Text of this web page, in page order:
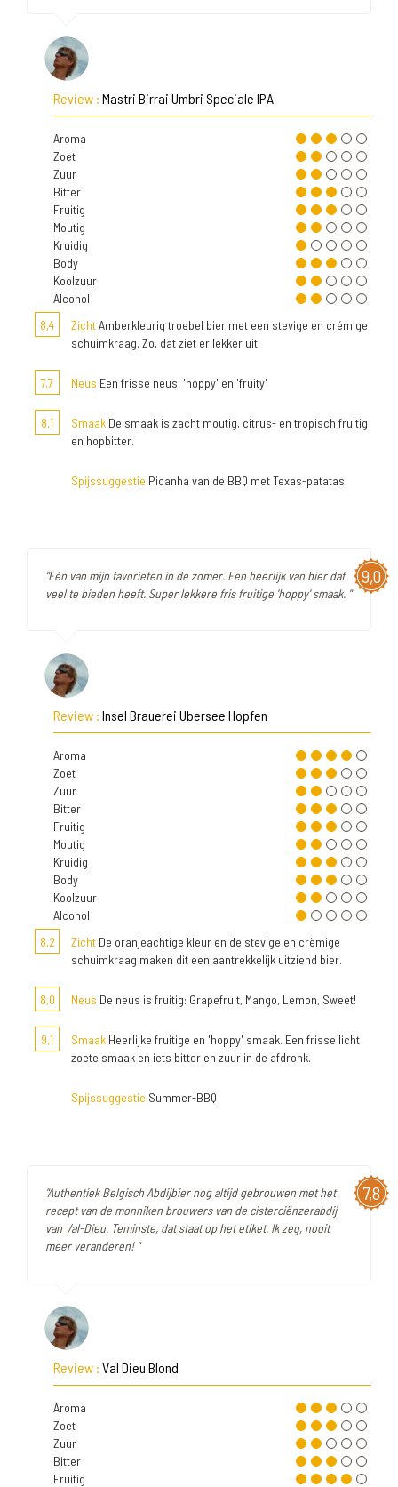
Review : Mastri Birrai Umbri Speciale IPA
Aroma
Zoet
Zuur
Bitter
Fruitig
Moutig
Kruidig
Body
Koolzuur
Alcohol
8,4
ZichtAmberkleurig troebel bier met een stevige en crémige
schuimkraag. Zo, dat ziet er lekker uit.
7,7 Neus Een frisse neus, 'hoppy' en 'fruity'
8,1 Smaak De smaak is zacht moutig, citrus- en tropisch fruitig
en hopbitter.
Spijssuggestie Picanha van de BBQ met Texas-patatas
9,0
"Eén van mijn favorieten in de zomer. Een heerlijk van bier dat
veel te bieden heeft. Super lekkere fris fruitige 'hoppy' smaak. "
Review : Insel Brauerei Ubersee Hopfen
Aroma
Zoet
Zuur
Bitter
Fruitig
Moutig
Kruidig
Body
Koolzuur
Alcohol
8,2
Zicht De oranjeachtige kleur en de stevige en crèmige
schuimkraag maken dit een aantrekkelijk uitziend bier.
8,0 Neus De neus is fruitig: Grapefruit, Mango, Lemon, Sweet!
9,1 Smaak Heerlijke fruitige en 'hoppy' smaak. Een frisse licht
zoete smaak en iets bitter en zuur in de afdronk.
Spijssuggestie Summer-BBQ
7,8
"Authentiek Belgisch Abdijbier nog altijd gebrouwen met het
recept van de monniken brouwers van de cisterciënzerabdij
van Val-Dieu. Teminste, dat staat op het etiket. Ik zeg, nooit
meer veranderen! "
Review : Val Dieu Blond
Aroma
Zoet
Zuur
Bitter
Fruitig